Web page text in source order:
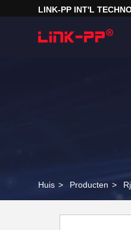
LINK-PP INT'L
Huis > Producten >